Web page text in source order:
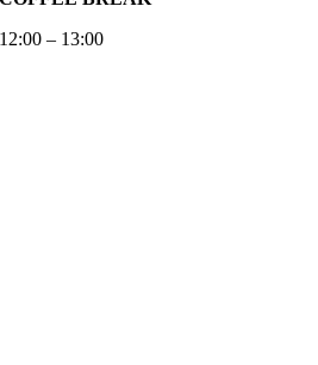
12:00 – 13:00